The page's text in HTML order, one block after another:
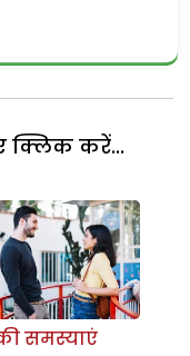
क्लिक करें...
समस्याएं